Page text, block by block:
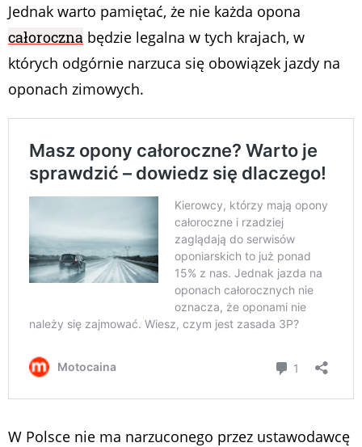
Jednak warto pamiętać, że nie każda opona
całoroczna będzie legalna w tych krajach, w
których odgórnie narzuca się obowiązek jazdy na
oponach zimowych.
W Polsce nie ma narzuconego przez ustawodawcę